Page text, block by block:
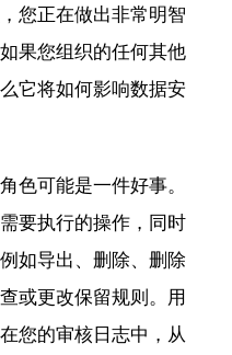
您正在做出非常明智
果您组织的任何其他
它将如何影响数据安
色可能是一件好事。
要执行的操作，同时
如导出、删除、删除
或更改保留规则。 用
您的审核日志中，从